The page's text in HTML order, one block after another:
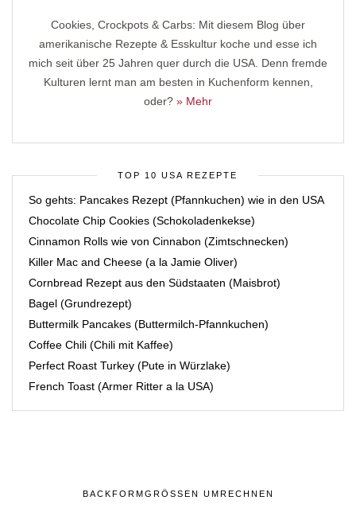
Cookies, Crockpots & Carbs: Mit diesem Blog über
amerikanische Rezepte & Esskultur koche und esse ich
mich seit über 25 Jahren quer durch die USA. Denn fremde
Kulturen lernt man am besten in Kuchenform kennen,
oder? » Mehr
TOP 10 USA REZEPTE
So gehts: Pancakes Rezept (Pfannkuchen) wie in den USA
Chocolate Chip Cookies (Schokoladenkekse)
Cinnamon Rolls wie von Cinnabon (Zimtschnecken)
Killer Mac and Cheese (a la Jamie Oliver)
Cornbread Rezept aus den Südstaaten (Maisbrot)
Bagel (Grundrezept)
Buttermilk Pancakes (Buttermilch-Pfannkuchen)
Coffee Chili (Chili mit Kaffee)
Perfect Roast Turkey (Pute in Würzlake)
French Toast (Armer Ritter a la USA)
BACKFORMGRÖSSEN UMRECHNEN